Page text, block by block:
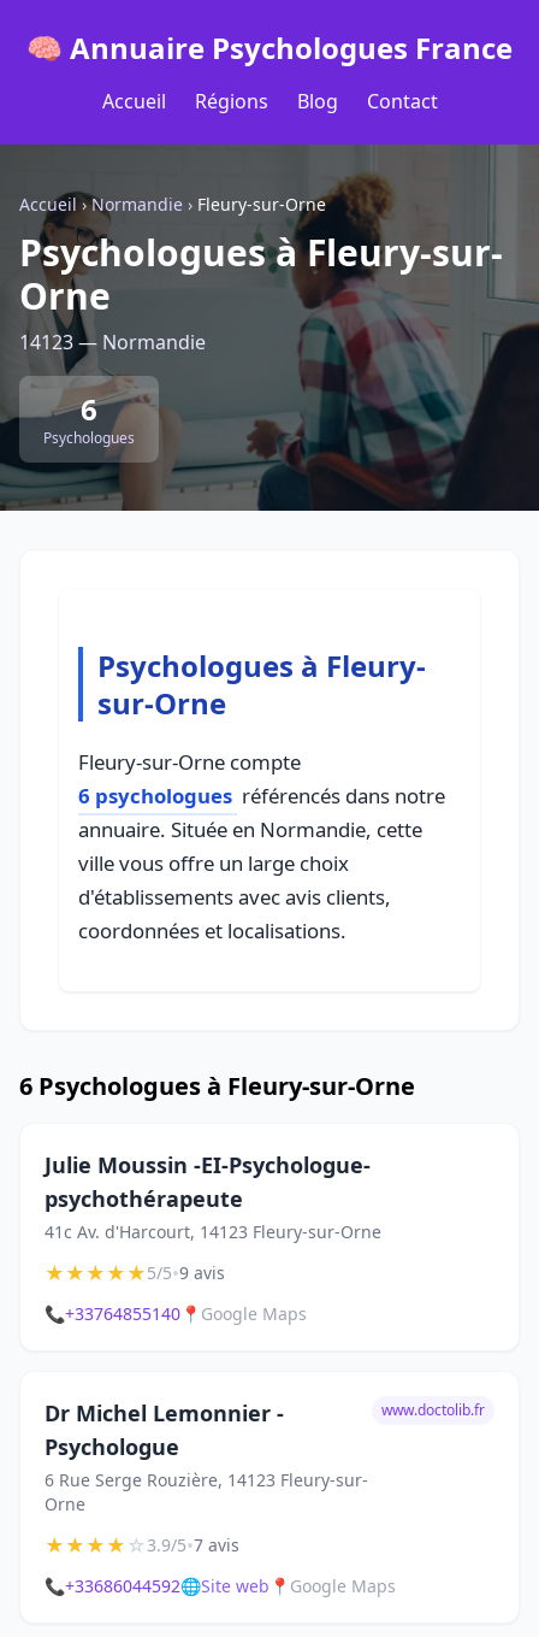
🧠 Annuaire Psychologues France
Accueil Régions Blog Contact
Accueil ›Normandie › Fleury-sur-Orne
Psychologues à Fleury-sur-
Orne
14123 — Normandie
6
Psychologues
Psychologues à Fleury-
sur-Orne
Fleury-sur-Orne compte
6 psychologues référencés dans notre
annuaire. Située en Normandie, cette
ville vous offre un large choix
d'établissements avec avis clients,
coordonnées et localisations.
6 Psychologues à Fleury-sur-Orne
Julie Moussin -EI-Psychologue-
psychothérapeute
41c Av. d'Harcourt, 14123 Fleury-sur-Orne
★★★★★5/5•9 avis
📞+33764855140 📍 Google Maps
Dr Michel Lemonnier -
Psychologue
6 Rue Serge Rouzière, 14123 Fleury-sur-
Orne
www.doctolib.fr
★★★★☆3.9/5•7 avis
📞+33686044592🌐Site web 📍 Google Maps